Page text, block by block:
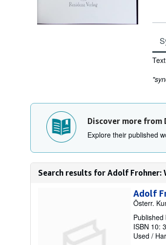
Discover more from
Explore their published
Search results for Adolf Frohner:
Adolf
Österr.
Published
ISBN 10:
Used /